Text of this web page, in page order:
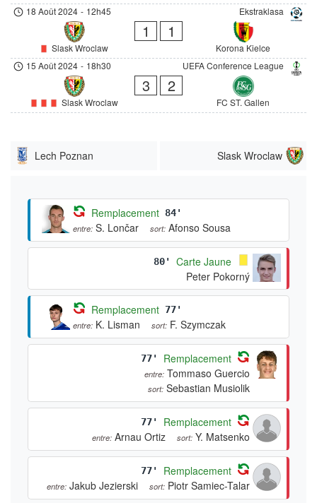
Ekstraklasa
18 Août 2024 - 12h45
Slask Wroclaw
1 1
Korona Kielce
UEFA Conference League
15 Août 2024 - 18h30
Slask Wroclaw
3 2
FC ST. Gallen
Lech Poznan Slask Wroclaw
Remplacement 84'
entre: S. Lončar sort: Afonso Sousa
80'
Carte Jaune
Peter Pokorný
Remplacement 77'
entre: K. Lisman sort: F. Szymczak
77' Remplacement
entre: Tommaso Guercio
sort: Sebastian Musiolik
77' Remplacement
entre: Arnau Ortiz sort: Y. Matsenko
77' Remplacement
entre: Jakub Jezierski sort: Piotr Samiec-Talar